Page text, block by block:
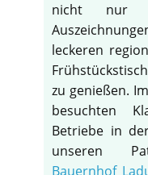
nicht nur
leckeren
zu genießen.
besuchten
Betriebe in
unseren
Bauernhof